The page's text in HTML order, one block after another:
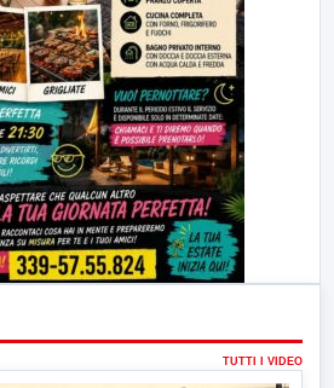
TUTTI I VIDEO